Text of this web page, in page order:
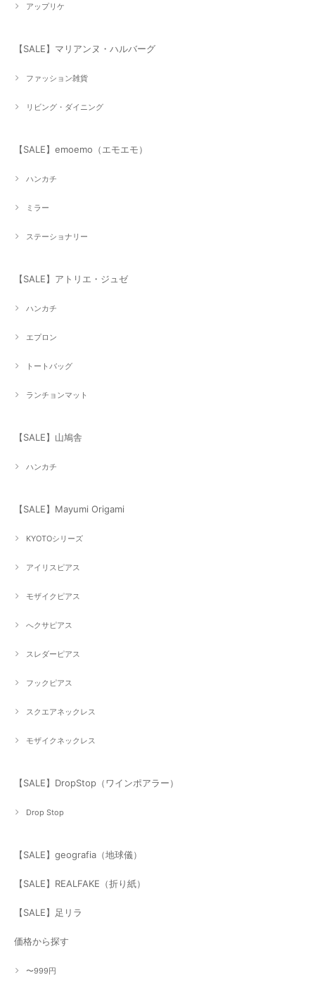
アップリケ
【SALE】マリアンヌ・ハルバーグ
ファッション雑貨
リビング・ダイニング
【SALE】emoemo（エモエモ）
ハンカチ
ミラー
ステーショナリー
【SALE】アトリエ・ジュゼ
ハンカチ
エプロン
トートバッグ
ランチョンマット
【SALE】山鳩舎
ハンカチ
【SALE】Mayumi Origami
KYOTOシリーズ
アイリスピアス
モザイクピアス
へクサピアス
スレダーピアス
フックピアス
スクエアネックレス
モザイクネックレス
【SALE】DropStop（ワインポアラー）
Drop Stop
【SALE】geografia（地球儀）
【SALE】REALFAKE（折り紙）
【SALE】足リラ
価格から探す
〜999円